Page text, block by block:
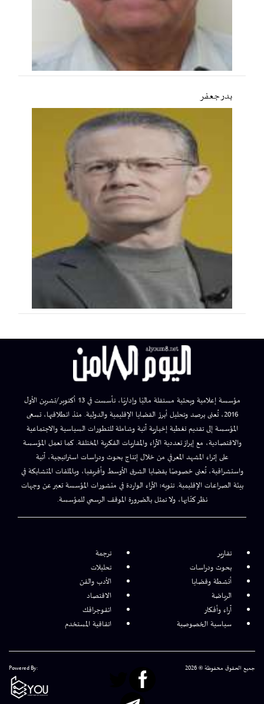
بدر جعفر
مؤسسة إعلامية وبحثية مستقلة ماليًا وإداريًا، تأسست في 13 أكتوبر/تشرين الأول
2016، تُعنى برصد وتحليل أبرز القضايا الإقليمية والدولية. منذ انطلاقتها، تسعى
المؤسسة إلى تقديم تغطية إخبارية آنية وشاملة للتطورات السياسية والاجتماعية
والاقتصادية، مع إبراز تعددية الآراء والمقاربات الفكرية المختلفة. كما تعمل المؤسسة
على إثراء المشهد المعرفي من خلال إنتاج بحوث ودراسات استراتيجية، آنية
واستشرافية، تُعنى خصوصًا بقضايا الشرق الأوسط وأفريقيا، وبالملفات المتشابكة في
بيئة الصراعات الإقليمية. تنويه: الآراء الواردة في منشورات المؤسسة تعبر عن وجهات
نظر كتّابها، ولا تمثل بالضرورة الموقف الرسمي للمؤسسة.
تقارير
ترجمة
بحوث ودراسات
تحليلات
أنشطة وقضايا
الأدب والفن
الرياضة
الاقتصاد
آراء وأفكار
انفوجرافك
سياسية الخصوصية
اتفاقية المستخدم
جميع الحقوق محفوظة © 2026 Powered By: